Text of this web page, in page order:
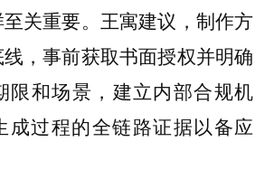
关重要。王寓建议，制作方
，事前获取书面授权并明确
限和场景，建立内部合规机
成过程的全链路证据以备应